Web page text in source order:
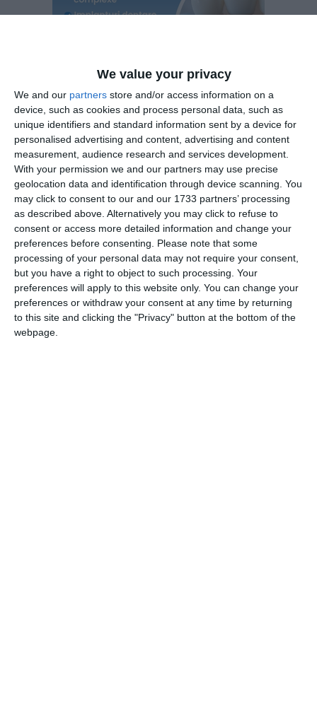
We value your privacy
We and our partners store and/or access information on a
device, such as cookies and process personal data, such as
unique identifiers and standard information sent by a device for
personalised advertising and content, advertising and content
measurement, audience research and services development.
With your permission we and our partners may use precise
geolocation data and identification through device scanning. You
may click to consent to our and our 1733 partners’ processing
as described above. Alternatively you may click to refuse to
consent or access more detailed information and change your
preferences before consenting. Please note that some
processing of your personal data may not require your consent,
but you have a right to object to such processing. Your
preferences will apply to this website only. You can change your
preferences or withdraw your consent at any time by returning
to this site and clicking the "Privacy" button at the bottom of the
webpage.
Știre inițială
Curtea Supremă s-a pronunțat în urmă cu scurt timp, în
dosarul în care îi vizează pe frații Radu și Alexandru
Mazăre, dar și pe omul de afaceri Avraham Morgenstern!
Instanța supremă a admis apelul declarat de DNA, dar și de
Radu Mazăre!
Instanța a decis condamnarea lui Alexandru Mazăre la o